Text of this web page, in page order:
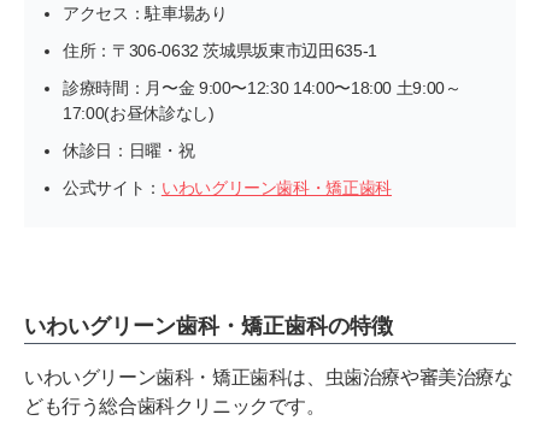
アクセス：駐車場あり
住所：〒306-0632 茨城県坂東市辺田635-1
診療時間：月〜金 9:00〜12:30 14:00〜18:00 土9:00～
17:00(お昼休診なし)
休診日：日曜・祝
公式サイト： いわいグリーン歯科・矯正歯科
いわいグリーン歯科・矯正歯科の特徴
いわいグリーン歯科・矯正歯科は、虫歯治療や審美治療な
ども行う総合歯科クリニックです。